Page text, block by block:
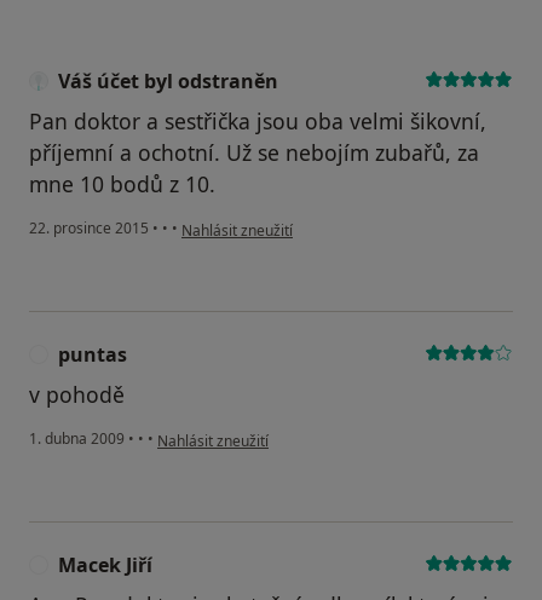
Váš účet byl odstraněn
Pan doktor a sestřička jsou oba velmi šikovní,
příjemní a ochotní. Už se nebojím zubařů, za
mne 10 bodů z 10.
22. prosince 2015 • • • podle názoru uživatele Váš účet byl odstraněn
Nahlásit zneužití
puntas
v pohodě
1. dubna 2009 • • • podle názoru uživatele puntas
Nahlásit zneužití
Macek Jiří